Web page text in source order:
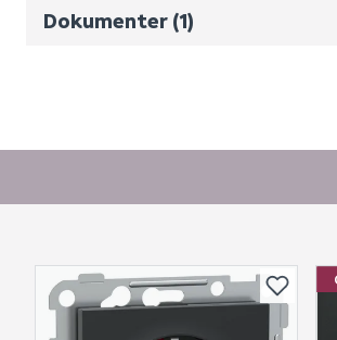
Dokumenter (1)
Datablad